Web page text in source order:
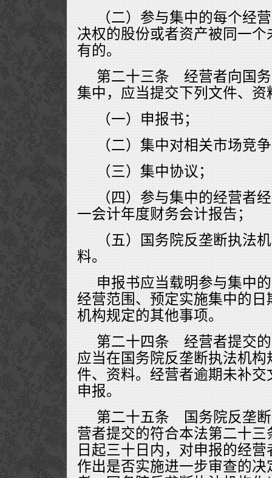
（二）参与集中的每个经
决权的股份或者资产被同一
有的。
第二十三条 经营者向国
集中，应当提交下列文件、资
（一）申报书；
（二）集中对相关市场竞
（三）集中协议；
（四）参与集中的经营者
一会计年度财务会计报告；
（五）国务院反垄断执法
料。
申报书应当载明参与集中
经营范围、预定实施集中的
机构规定的其他事项。
第二十四条 经营者提交
应当在国务院反垄断执法机
件、资料。经营者逾期未补
申报。
第二十五条 国务院反垄
营者提交的符合本法第二十
日起三十日内，对申报的经
作出是否实施进一步审查的